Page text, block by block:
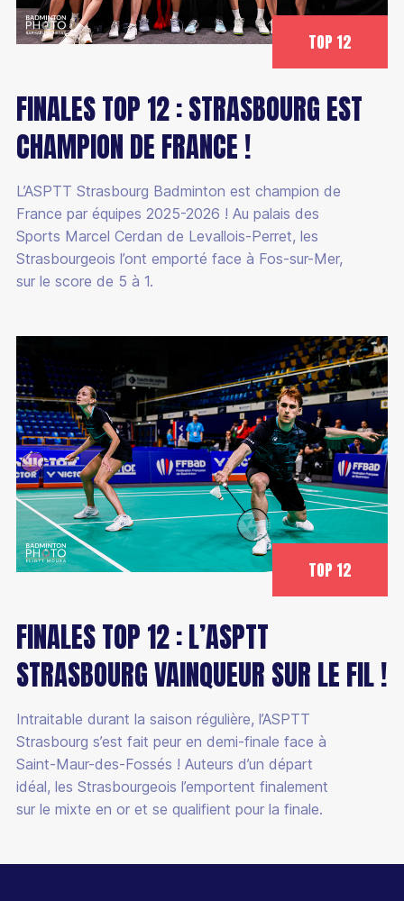
TOP 12
FINALES TOP 12 : STRASBOURG EST
CHAMPION DE FRANCE !
L’ASPTT Strasbourg Badminton est champion de
France par équipes 2025-2026 ! Au palais des
Sports Marcel Cerdan de Levallois-Perret, les
Strasbourgeois l’ont emporté face à Fos-sur-Mer,
sur le score de 5 à 1.
TOP 12
FINALES TOP 12 : L’ASPTT
STRASBOURG VAINQUEUR SUR LE FIL !
Intraitable durant la saison régulière, l’ASPTT
Strasbourg s’est fait peur en demi-finale face à
Saint-Maur-des-Fossés ! Auteurs d’un départ
idéal, les Strasbourgeois l’emportent finalement
sur le mixte en or et se qualifient pour la finale.